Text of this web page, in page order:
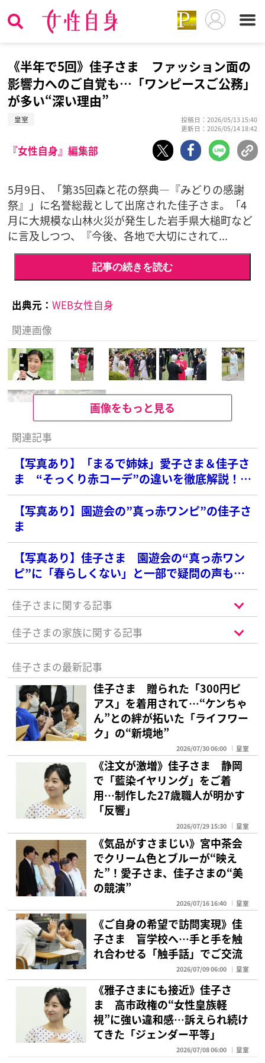
《半年で5回》佳子さま ファッション面の
影響力へのご自覚も…「ワンピースご公務」
が多い“深い理由”
皇室
投稿日：2026/05/13 15:40
更新日：2026/05/14 18:42
『女性自身』編集部
5月9日、「第35回森と花の祭典―『みどりの感謝
祭』」に名誉総裁として出席された佳子さま。「4
月に大規模な山林火災が発生した岩手県大槌町など
に言及しつつ、『今後、各地で大切にされて...
記事の続きを読む
出典元： WEB女性自身
関連画像
画像をもっと見る
関連記事
【写真あり】「まるで姉妹」愛子さま＆佳子さ
ま “そっくり赤コーデ”の違いを徹底解説！
愛子さまは「貴婦人」、佳子さまは「ちゃめっ
気」？
【写真あり】園遊会の”真っ赤ワンピ”の佳子さ
ま
【写真あり】佳子さま 園遊会の“真っ赤ワン
ピ”に「春らしくない」と一部で疑問の声も…
貫かれる「赤好き」の深い理由
佳子さまに関する記事
佳子さまの家族に関する記事
佳子さまの最新記事
佳子さま 贈られた「300円ピ
アス」を着用されて…“ケンちゃ
ん”との絆が拓いた「ライフワー
ク」の“新境地”
2026/07/30 06:00 皇室
《注文が激増》佳子さま 静岡
で「藍染イヤリング」をご着
用…制作した27歳職人が明かす
「反響」
2026/07/29 15:30 皇室
《気品がすさまじい》宮中茶会
でクリーム色とブルーが“映え
た”！愛子さま、佳子さまの“美
の競演”
2026/07/16 16:40 皇室
《ご自身の希望で訪問実現》佳
子さま 盲学校へ…手と手を触
れ合わせる「触手話」でご交流
2026/07/09 06:00 皇室
《雅子さまにも接近》佳子さ
ま 高市政権の“女性皇族軽
視”に強い違和感…訴えられ続け
てきた「ジェンダー平等」
2026/07/08 06:00 皇室